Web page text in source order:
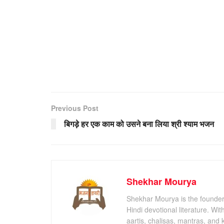
Previous Post
बिगड़े हर एक काम को उसने बना लिया श्री श्याम भजन
Shekhar Mourya
Shekhar Mourya is the
Hindi devotional literature.
aartis, chalisas, mantras, and